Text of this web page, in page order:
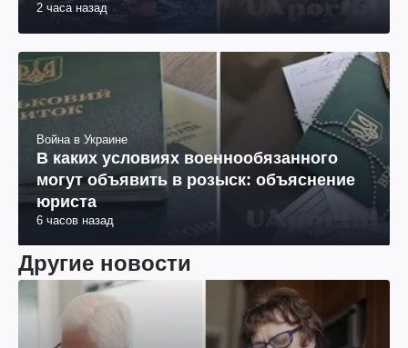
2 часа назад
Война в Украине
В каких условиях военнообязанного
могут объявить в розыск: объяснение
юриста
6 часов назад
Другие новости